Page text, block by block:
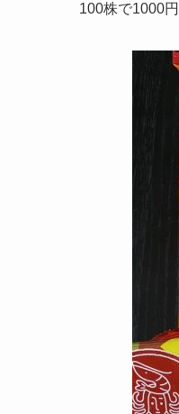
100株で1000